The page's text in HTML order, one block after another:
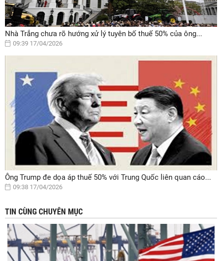
Nhà Trắng chưa rõ hướng xử lý tuyên bố thuế 50% của ông...
09:39 17/04/2026
Ông Trump đe dọa áp thuế 50% với Trung Quốc liên quan cáo...
09:38 17/04/2026
TIN CÙNG CHUYÊN MỤC